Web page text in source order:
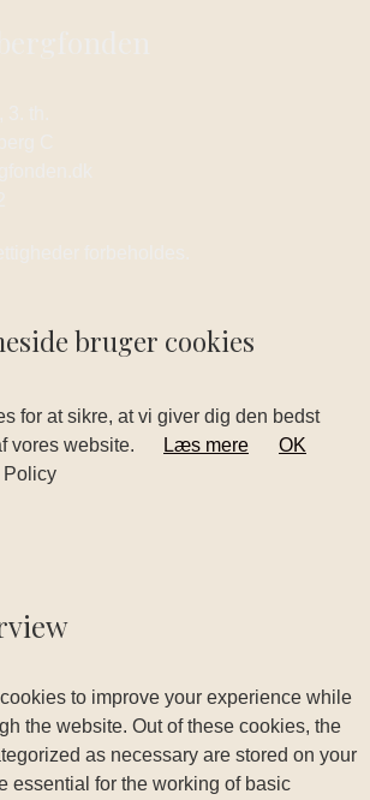
bruger cookies
for at sikre, at vi giver dig den bedst
vores website.
Læs mere
OK
Policy
to improve your experience while
the website. Out of these cookies, the
as necessary are stored on your
essential for the working of basic